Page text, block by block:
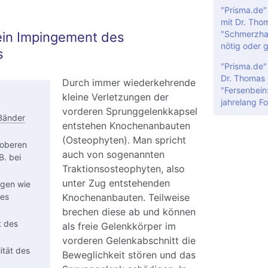
Impingement des
bei
wie
des
des
Durch immer wiederkehrende
kleine Verletzungen der
vorderen Sprunggelenkkapsel
entstehen Knochenanbauten
(Osteophyten). Man spricht
auch von sogenannten
Traktionsosteophyten, also
unter Zug entstehenden
Knochenanbauten. Teilweise
brechen diese ab und können
als freie Gelenkkörper im
vorderen Gelenkabschnitt die
Beweglichkeit stören und das
mit Dr.
nötig oder
Dr.
jahrelang